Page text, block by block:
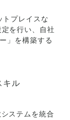
トプレイスな
を行い、自社
」を構築する
ル
ステムを統合